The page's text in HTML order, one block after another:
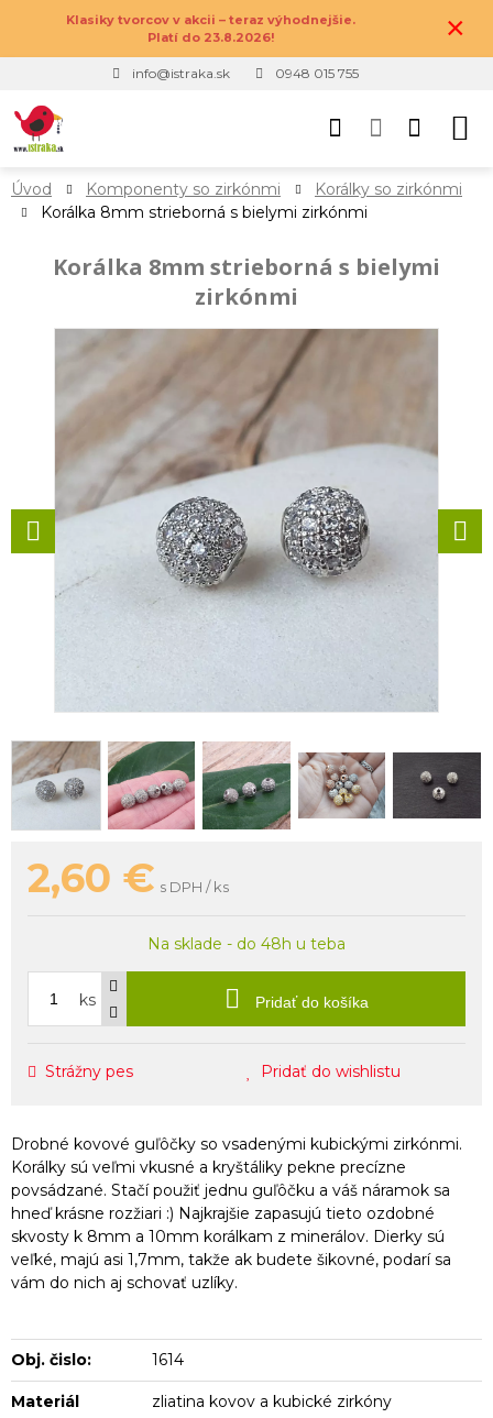
Klasiky tvorcov v akcii – teraz výhodnejšie.
Platí do 23.8.2026!
×
info@istraka.sk 0948 015 755
Úvod Komponenty so zirkónmi
Korálky so zirkónmi
Korálka 8mm strieborná s bielymi zirkónmi
Korálka 8mm strieborná s bielymi
zirkónmi
2,60 € s DPH / ks
Na sklade - do 48h u teba
ks Pridať do košíka
Strážny pes Pridať do wishlistu
Drobné kovové guľôčky so vsadenými kubickými zirkónmi.
Korálky sú veľmi vkusné a kryštáliky pekne precízne
povsádzané. Stačí použiť jednu guľôčku a váš náramok sa
hneď krásne rozžiari :) Najkrajšie zapasujú tieto ozdobné
skvosty k 8mm a 10mm korálkam z minerálov. Dierky sú
veľké, majú asi 1,7mm, takže ak budete šikovné, podarí sa
vám do nich aj schovať uzlíky.
Obj. čislo: 1614
Materiál zliatina kovov a kubické zirkóny